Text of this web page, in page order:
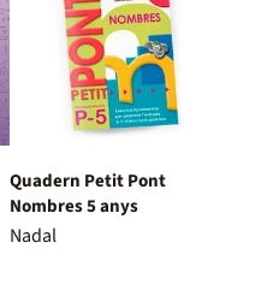
Quadern Petit Pont
Nombres 5 anys
Nadal